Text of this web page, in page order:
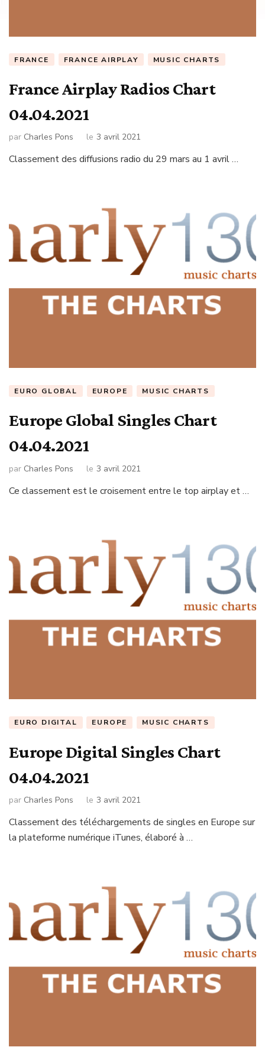
FRANCE FRANCE AIRPLAY MUSIC CHARTS
France Airplay Radios Chart
04.04.2021
par Charles Pons le 3 avril 2021
Classement des diffusions radio du 29 mars au 1 avril …
EURO GLOBAL EUROPE MUSIC CHARTS
Europe Global Singles Chart
04.04.2021
par Charles Pons le 3 avril 2021
Ce classement est le croisement entre le top airplay et …
EURO DIGITAL EUROPE MUSIC CHARTS
Europe Digital Singles Chart
04.04.2021
par Charles Pons le 3 avril 2021
Classement des téléchargements de singles en Europe sur
la plateforme numérique iTunes, élaboré à …